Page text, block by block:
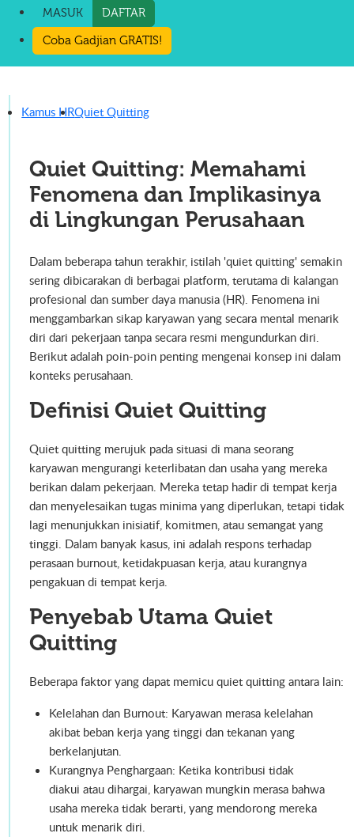
MASUK
DAFTAR
Coba Gadjian GRATIS!
Kamus HRQuiet Quitting
Quiet Quitting: Memahami
Fenomena dan Implikasinya
di Lingkungan Perusahaan
Dalam beberapa tahun terakhir, istilah 'quiet quitting' semakin
sering dibicarakan di berbagai platform, terutama di kalangan
profesional dan sumber daya manusia (HR). Fenomena ini
menggambarkan sikap karyawan yang secara mental menarik
diri dari pekerjaan tanpa secara resmi mengundurkan diri.
Berikut adalah poin-poin penting mengenai konsep ini dalam
konteks perusahaan.
Definisi Quiet Quitting
Quiet quitting merujuk pada situasi di mana seorang
karyawan mengurangi keterlibatan dan usaha yang mereka
berikan dalam pekerjaan. Mereka tetap hadir di tempat kerja
dan menyelesaikan tugas minima yang diperlukan, tetapi tidak
lagi menunjukkan inisiatif, komitmen, atau semangat yang
tinggi. Dalam banyak kasus, ini adalah respons terhadap
perasaan burnout, ketidakpuasan kerja, atau kurangnya
pengakuan di tempat kerja.
Penyebab Utama Quiet
Quitting
Beberapa faktor yang dapat memicu quiet quitting antara lain:
Kelelahan dan Burnout: Karyawan merasa kelelahan
akibat beban kerja yang tinggi dan tekanan yang
berkelanjutan.
Kurangnya Penghargaan: Ketika kontribusi tidak
diakui atau dihargai, karyawan mungkin merasa bahwa
usaha mereka tidak berarti, yang mendorong mereka
untuk menarik diri.